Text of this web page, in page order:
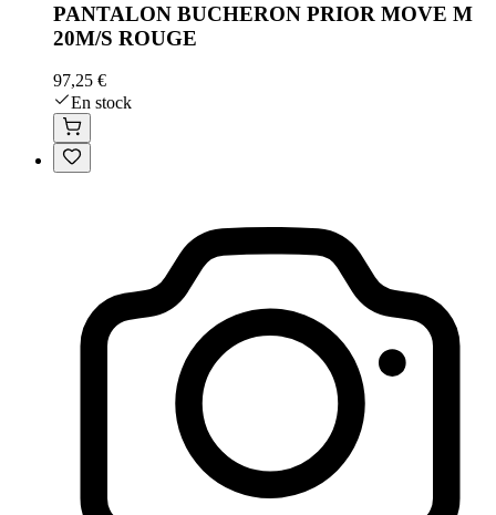
PANTALON BUCHERON PRIOR MOVE M
20M/S ROUGE
97,25 €
En stock